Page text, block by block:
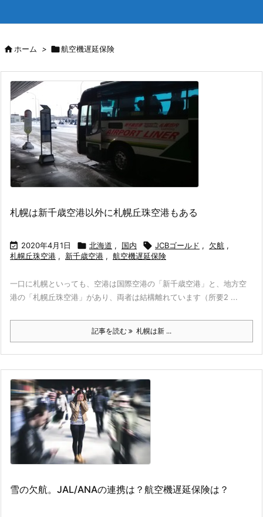
ホーム > 航空機遅延保険
札幌は新千歳空港以外に札幌丘珠空港もある
 2020年4月1日  北海道 , 国内  JCBゴールド , 欠航 ,
札幌丘珠空港 , 新千歳空港 , 航空機遅延保険
一口に札幌といっても、空港は国際空港の「新千歳空港」と、地方空
港の「札幌丘珠空港」があり、両者は結構離れています（所要2 ...
記事を読む 札幌は新 ...
雪の欠航。JAL/ANAの連携は？航空機遅延保険は？